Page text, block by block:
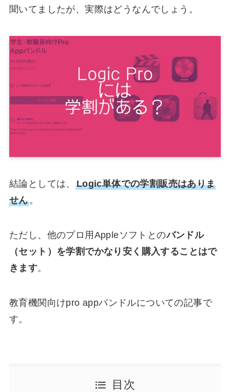
聞いてましたが、実際はどうなんでしょう。
結論としては、 Logic単体での学割販売はありま
せん。
ただし、他のプロ用Appleソフトとのバンドル
（セット）を学割でかなり安く購入することはで
きます。
教育機関向けpro appバンドルについての記事で
す。
目次